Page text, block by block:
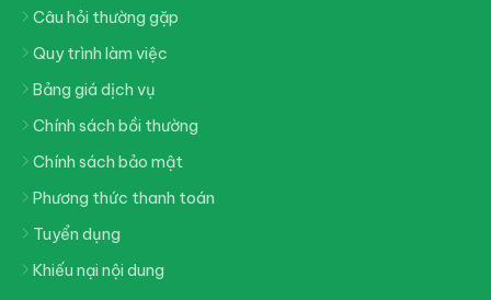
Câu hỏi thường gặp
Quy trình làm việc
Bảng giá dịch vụ
Chính sách bồi thường
Chính sách bảo mật
Phương thức thanh toán
Tuyển dụng
Khiếu nại nội dung